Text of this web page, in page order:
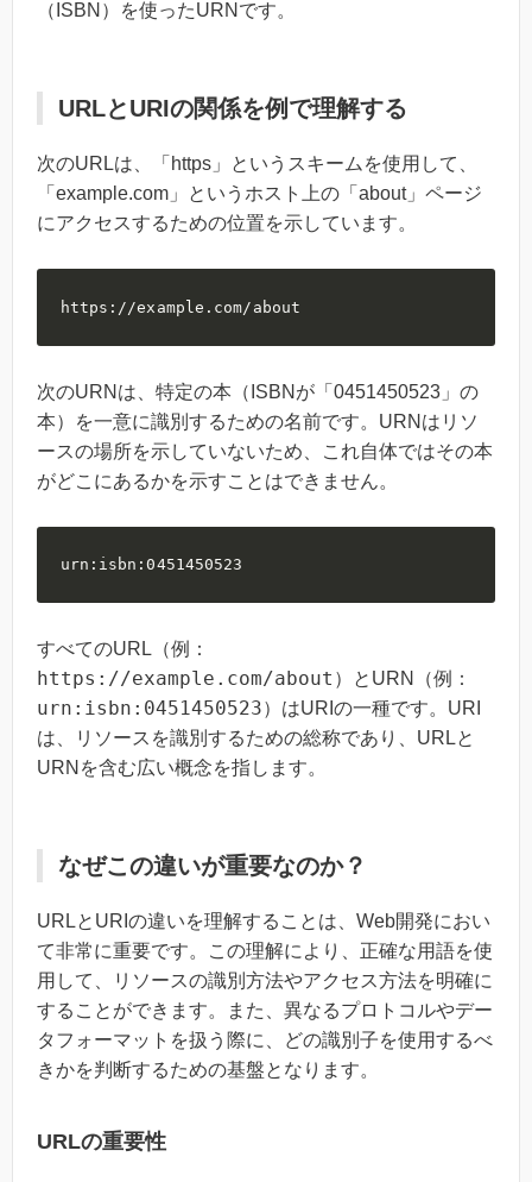
（ISBN）を使ったURNです。
URLとURIの関係を例で理解する
次のURLは、「https」というスキームを使用して、
「example.com」というホスト上の「about」ページ
にアクセスするための位置を示しています。
https://example.com/about
次のURNは、特定の本（ISBNが「0451450523」の
本）を一意に識別するための名前です。URNはリソ
ースの場所を示していないため、これ自体ではその本
がどこにあるかを示すことはできません。
urn:isbn:0451450523
すべてのURL（例：
https://example.com/about ）とURN（例：
urn:isbn:0451450523）はURIの一種です。URI
は、リソースを識別するための総称であり、URLと
URNを含む広い概念を指します。
なぜこの違いが重要なのか？
URLとURIの違いを理解することは、Web開発におい
て非常に重要です。この理解により、正確な用語を使
用して、リソースの識別方法やアクセス方法を明確に
することができます。また、異なるプロトコルやデー
タフォーマットを扱う際に、どの識別子を使用するべ
きかを判断するための基盤となります。
URLの重要性